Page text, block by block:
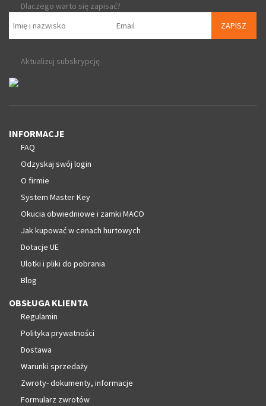
Dlaczego warto się zapisać?
ZAPISZ
Aktualizuj subskrypcję
INFORMACJE
FAQ
Odzyskaj swój login
O firmie
System Master Key
Okucia obwiedniowe i zamki MACO
Jak kupować w cenach hurtowych
Dotacje UE
Ulotki i pliki do pobrania
Blog
OBSŁUGA KLIENTA
Regulamin
Polityka prywatności
Dostawa
Warunki sprzedaży
Zwroty- dokumenty, informacje
Formularz zwrotów